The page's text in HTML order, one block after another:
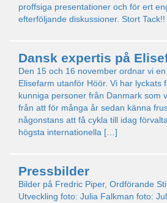
proffsiga presentationer och för ert
efterföljande diskussioner. Stort
Dansk expertis på
Den 15 och 16 november ordnar vi
Elisefarm utanför Höör. Vi har lyckats
kunniga personer från Danmark som
från att för många år sedan känna
någonstans att få cykla till idag
högsta internationella […]
Pressbilder
Bilder på Fredric Piper, Ordförande
Utveckling foto: Julia Falkman foto: